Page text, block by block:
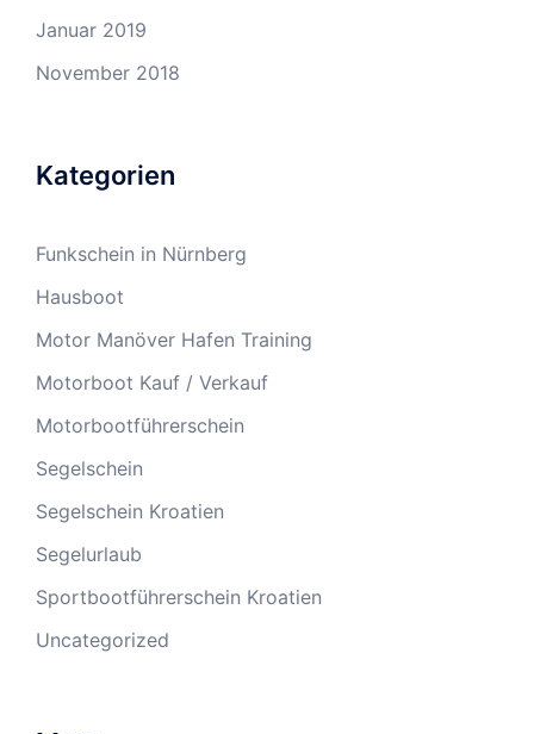
Januar 2019
November 2018
Kategorien
Funkschein in Nürnberg
Hausboot
Motor Manöver Hafen Training
Motorboot Kauf / Verkauf
Motorbootführerschein
Segelschein
Segelschein Kroatien
Segelurlaub
Sportbootführerschein Kroatien
Uncategorized